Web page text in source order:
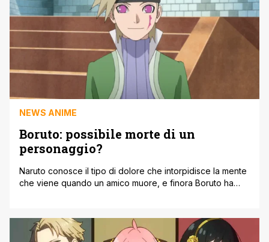
NEWS ANIME
Boruto: possibile morte di un
personaggio?
Naruto conosce il tipo di dolore che intorpidisce la mente
che viene quando un amico muore, e finora Boruto ha
selvagge. Tuttavia, sembra che Boruto: Naruto Next
Generations possa cambiare tutto questo non appena